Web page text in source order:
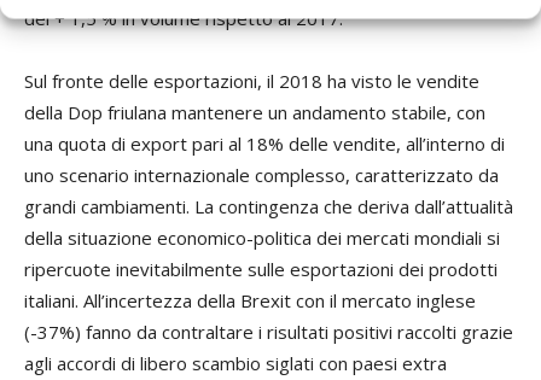
del + 1,5 % in volume rispetto al 2017.
Sul fronte delle esportazioni, il 2018 ha visto le vendite
della Dop friulana mantenere un andamento stabile, con
una quota di export pari al 18% delle vendite, all’interno di
uno scenario internazionale complesso, caratterizzato da
grandi cambiamenti. La contingenza che deriva dall’attualità
della situazione economico-politica dei mercati mondiali si
ripercuote inevitabilmente sulle esportazioni dei prodotti
italiani. All’incertezza della Brexit con il mercato inglese
(-37%) fanno da contraltare i risultati positivi raccolti grazie
agli accordi di libero scambio siglati con paesi extra